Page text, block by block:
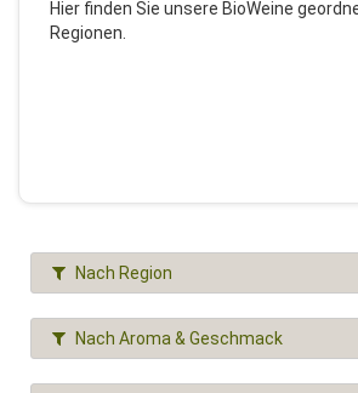
Hier finden Sie unsere BioWeine
Regionen.
Nach Region
Nach Aroma & Geschmack